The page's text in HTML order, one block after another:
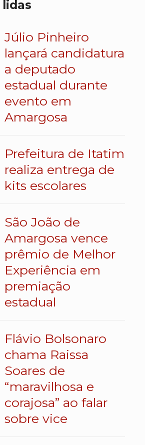
lidas
Júlio Pinheiro
lançará candidatura
a deputado
estadual durante
evento em
Amargosa
Prefeitura de Itatim
realiza entrega de
kits escolares
São João de
Amargosa vence
prêmio de Melhor
Experiência em
premiação
estadual
Flávio Bolsonaro
chama Raissa
Soares de
“maravilhosa e
corajosa” ao falar
sobre vice